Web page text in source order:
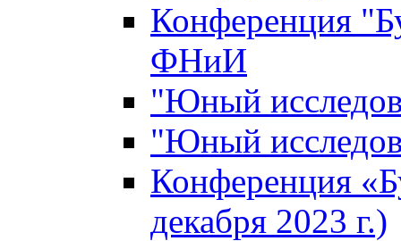
Конференция
ФНиИ
"Юный
"Юный
Конференция
декабря 2023 г.)